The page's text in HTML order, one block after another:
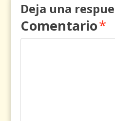
Deja una
Comentario*